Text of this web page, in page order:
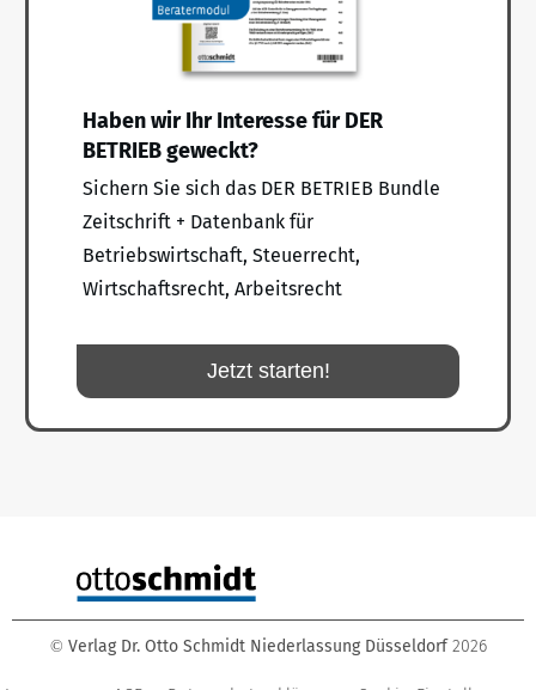
Haben wir Ihr Interesse für DER
BETRIEB geweckt?
Sichern Sie sich das DER BETRIEB Bundle
Zeitschrift + Datenbank für
Betriebswirtschaft, Steuerrecht,
Wirtschaftsrecht, Arbeitsrecht
Jetzt starten!
© Verlag Dr. Otto Schmidt Niederlassung Düsseldorf 2026